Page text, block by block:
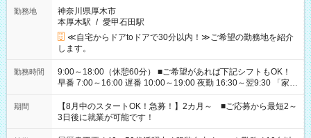
勤務地
神奈川県厚木市
本厚木駅 / 愛甲石田駅
≪自宅からドアtoドアで30分以内！≫ご希望の勤務地を紹介
します。
勤務時間
9:00～18:00（休憩60分） ■ご希望があれば下記シフトもOK！
早番 7:00～16:00 遅番 10:00～19:00 夜勤 16:30～翌9:30 「家族
と休みを合わせたい」 「余裕を持って夕飯の準備がしたい」
「できれば残業はしたくない」 など、ご希望を教えてください
ね。 ※Wワーク希望の方へ 今ご覧のお仕事で希望する勤務時間
と、もう1つのお仕事の勤務時間。 合計で週40時間を超える場
期間
【8月中のスタートOK！急募！】2カ月～ ■ご応募から最短2～
3日後に就業が可能です！